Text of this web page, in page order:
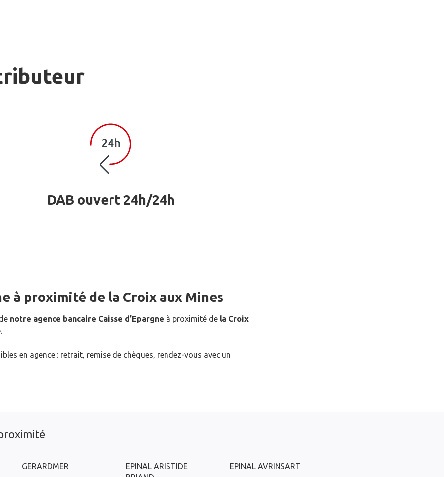
DAB ouvert 24h/24h
à proximité de la Croix aux Mines
notre agence bancaire Caisse d’Epargne à proximité de la Croix
en agence : retrait, remise de chèques, rendez-vous avec un
GERARDMER
EPINAL ARISTIDE
EPINAL AVRINSART